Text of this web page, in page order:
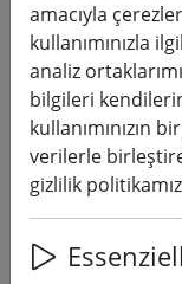
Home
Peri ışık
230V LED
Sirius
perdesi
beyaz 2,5
amacıyla
kullanımınızla
analiz
bilgileri
kullanımınızın
verilerle
gizlilik
Essenziell